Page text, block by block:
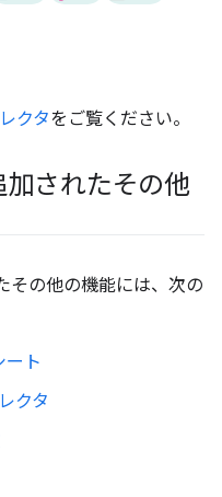
クタをご覧ください。
されたその他
その他の機能には、次の
ート
クタ